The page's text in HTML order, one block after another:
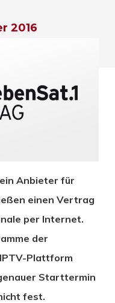
2016
Anbieter für
einen Vertrag
per Internet.
der
Plattform
Starttermin
fest.